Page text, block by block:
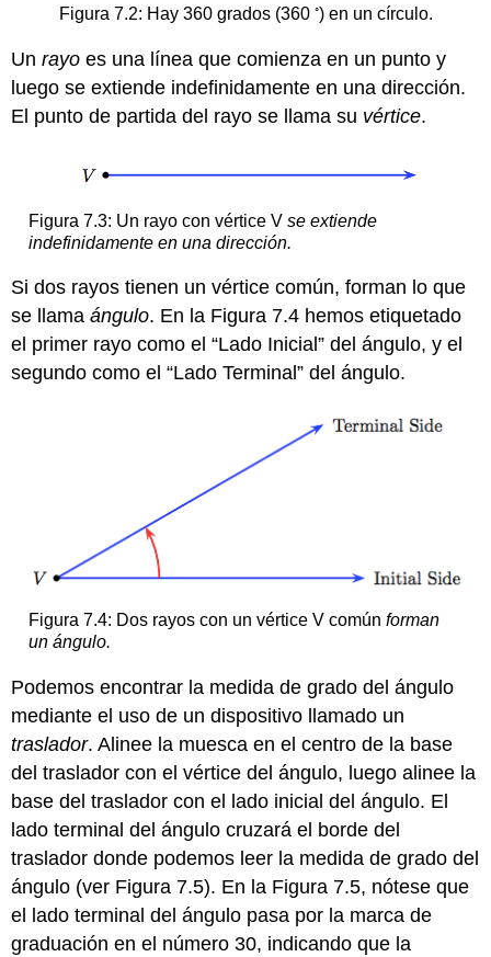
Figura 7.2: Hay 360 grados (360 ◦) en un círculo.
Unrayo es una línea que comienza en un punto y
luego se extiende indefinidamente en una dirección.
El punto de partida del rayo se llama su vértice.
Figura 7.3: Un rayo con vértice V se extiende
indefinidamente en una dirección.
Si dos rayos tienen un vértice común, forman lo que
se llamaángulo. En la Figura 7.4 hemos etiquetado
el primer rayo como el “Lado Inicial” del ángulo, y el
segundo como el “Lado Terminal” del ángulo.
Figura 7.4: Dos rayos con un vértice V común forman
un ángulo.
Podemos encontrar la medida de grado del ángulo
mediante el uso de un dispositivo llamado un
traslador. Alinee la muesca en el centro de la base
del traslador con el vértice del ángulo, luego alinee la
base del traslador con el lado inicial del ángulo. El
lado terminal del ángulo cruzará el borde del
traslador donde podemos leer la medida de grado del
ángulo (ver Figura 7.5). En la Figura 7.5, nótese que
el lado terminal del ángulo pasa por la marca de
graduación en el número 30, indicando que la